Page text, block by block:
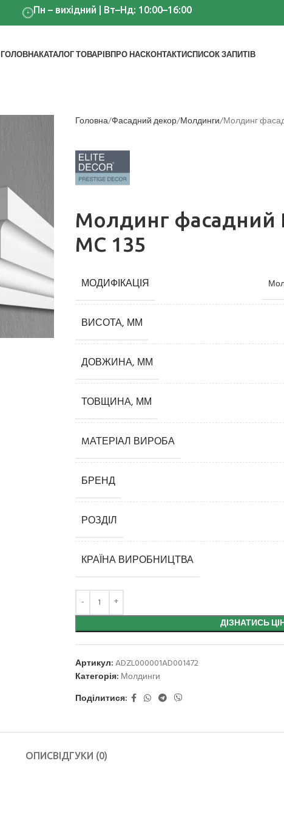
Пн – вихідний | Вт–Нд: 10:00–16:00
ГОЛОВНАКАТАЛОГ ТОВАРІВ
Кутові елементи
ПРО НАСКОНТАКТИСПИСОК ЗАПИТІВ
Головна Фасадний декор Молдинги Молдинг
Молдинг фасадний
MC 135
МОДИФІКАЦІЯ
ВИСОТА, ММ
ДОВЖИНА, ММ
ТОВЩИНА, ММ
MАТЕРІАЛ ВИРОБА
БРЕНД
РОЗДІЛ
КРАЇНА ВИРОБНИЦТВА
ДІЗНАТИСЬ
Артикул:ADZL000001AD001472
Категорія: Молдинги
Поділитися:
ОПИСВІДГУКИ (0)